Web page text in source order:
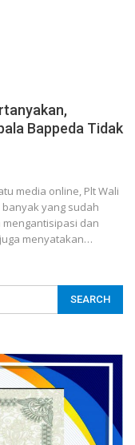
Bappeda Tidak
media online, Plt Wali
yang sudah
dan
menyatakan…